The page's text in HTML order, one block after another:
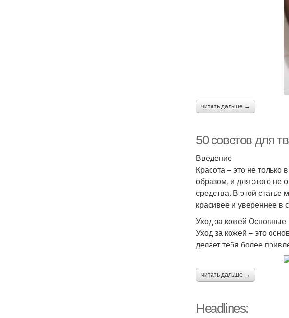
читать дальше →
50 советов для
Введение
Красота – это не
образом, и для этого не
средства. В этой
красивее и увереннее в
Уход за кожей Основные
Уход за кожей – это
делает тебя более
читать дальше →
Headlines: